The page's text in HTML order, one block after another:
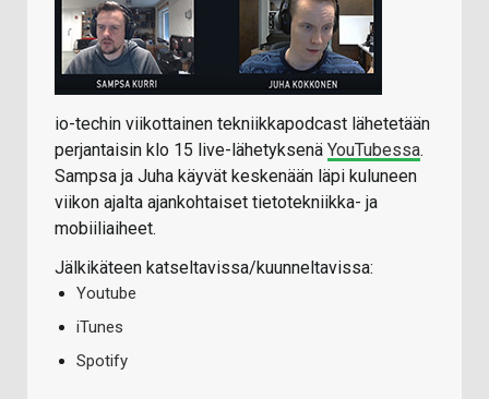
io-techin viikottainen tekniikkapodcast lähetetään
perjantaisin klo 15 live-lähetyksenä YouTubessa.
Sampsa ja Juha käyvät keskenään läpi kuluneen
viikon ajalta ajankohtaiset tietotekniikka- ja
mobiiliaiheet.
Jälkikäteen katseltavissa/kuunneltavissa:
Youtube
iTunes
Spotify